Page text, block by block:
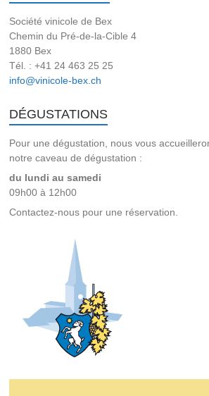
Société vinicole de Bex
Chemin du Pré-de-la-Cible 4
1880 Bex
Tél. : +41 24 463 25 25
info@vinicole-bex.ch
DÉGUSTATIONS
Pour une dégustation, nous vous
notre caveau de dégustation :
du lundi au samedi
09h00 à 12h00
Contactez-nous pour une réservation.